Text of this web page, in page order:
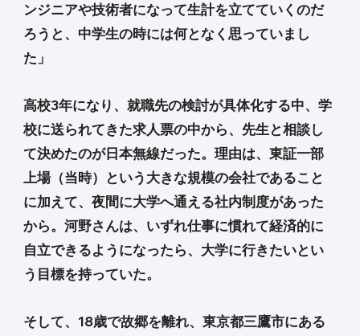
ンジニアや技術者になって生計を立てていくのだ
ろうと、中学生の時には何となく思っていまし
た」
高校3年になり、就職先の検討が具体化する中、学
校に送られてきた求人票の中から、先生と相談し
て決めたのが日本無線だった。理由は、東証一部
上場（当時）という大きな規模の会社であること
に加えて、夜間に大学へ通える社内制度があった
から。河野さんは、いずれ仕事に慣れて経済的に
自立できるようになったら、大学に行きたいとい
う目標を持っていた。
そして、18歳で故郷を離れ、東京都三鷹市にある